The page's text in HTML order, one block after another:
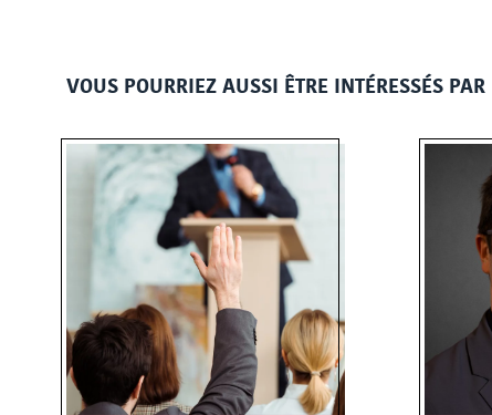
VOUS POURRIEZ AUSSI ÊTRE INTÉRESSÉS PAR